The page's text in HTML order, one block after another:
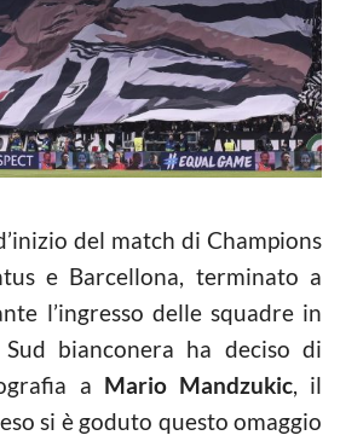
del match di Champions
e Barcellona, terminato a
l’ingresso delle squadre in
bianconera ha deciso di
a Mario Mandzukic, il
si è goduto questo omaggio